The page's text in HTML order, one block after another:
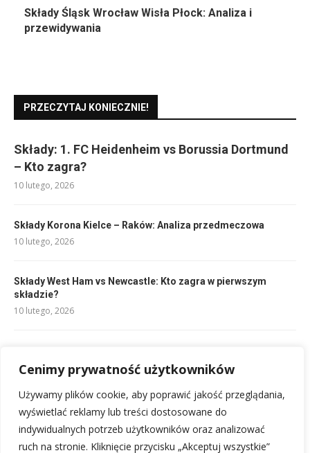
Cenimy prywatność użytkowników
Używamy plików cookie, aby poprawić jakość przeglądania,
wyświetlać reklamy lub treści dostosowane do
indywidualnych potrzeb użytkowników oraz analizować
ruch na stronie. Kliknięcie przycisku „Akceptuj wszystkie”
Składy Śląsk Wrocław Wisła Płock: Analiza i
przewidywania
PRZECZYTAJ KONIECZNIE!
Składy: 1. FC Heidenheim vs Borussia Dortmund
– Kto zagra?
10 lutego, 2026
Składy Korona Kielce – Raków: Analiza przedmeczowa
10 lutego, 2026
Składy West Ham vs Newcastle: Kto zagra w pierwszym
składzie?
10 lutego, 2026
11 lutego, 2026
Ile trwa mecz siatkówki? Kluczowe fakty i czynniki
13 lutego, 2026